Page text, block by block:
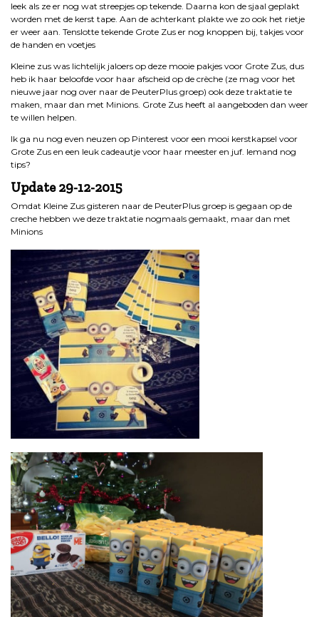
leek als ze er nog wat streepjes op tekende. Daarna kon de sjaal geplakt
worden met de kerst tape. Aan de achterkant plakte we zo ook het rietje
er weer aan. Tenslotte tekende Grote Zus er nog knoppen bij, takjes voor
de handen en voetjes
Kleine zus was lichtelijk jaloers op deze mooie pakjes voor Grote Zus, dus
heb ik haar beloofde voor haar afscheid op de crèche (ze mag voor het
nieuwe jaar nog over naar de PeuterPlus groep) ook deze traktatie te
maken, maar dan met Minions. Grote Zus heeft al aangeboden dan weer
te willen helpen.
Ik ga nu nog even neuzen op Pinterest voor een mooi kerstkapsel voor
Grote Zus en een leuk cadeautje voor haar meester en juf. Iemand nog
tips?
Update 29-12-2015
Omdat Kleine Zus gisteren naar de PeuterPlus groep is gegaan op de
creche hebben we deze traktatie nogmaals gemaakt, maar dan met
Minions